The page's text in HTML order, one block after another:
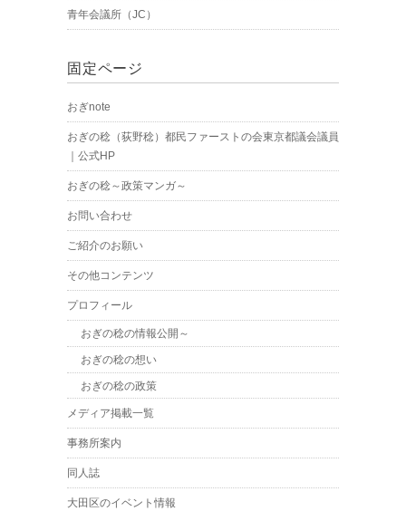
青年会議所（JC）
固定ページ
おぎnote
おぎの稔（荻野稔）都民ファーストの会東京都議会議員
｜公式HP
おぎの稔～政策マンガ～
お問い合わせ
ご紹介のお願い
その他コンテンツ
プロフィール
おぎの稔の情報公開～
おぎの稔の想い
おぎの稔の政策
メディア掲載一覧
事務所案内
同人誌
大田区のイベント情報